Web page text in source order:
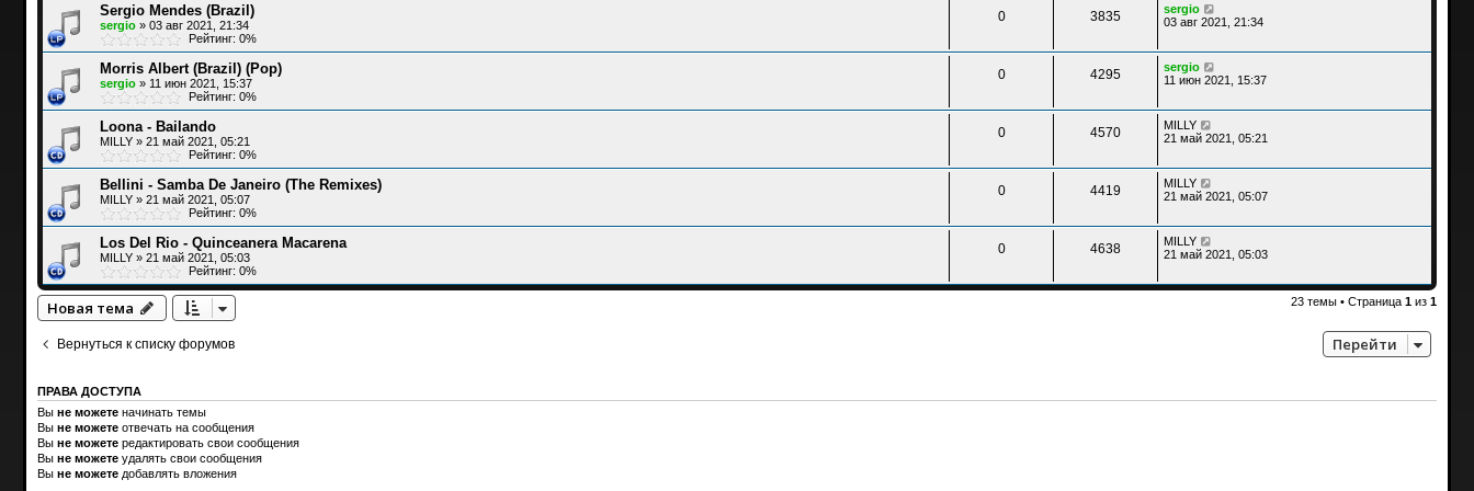
Sergio Mendes (Brazil)
sergio» 03 авг 2021, 21:34
Рейтинг: 0%
0 3835
sergio
03 авг 2021, 21:34
Morris Albert (Brazil) (Pop)
sergio» 11 июн 2021, 15:37
Рейтинг: 0%
0 4295
sergio
11 июн 2021, 15:37
Loona - Bailando
MILLY» 21 май 2021, 05:21
Рейтинг: 0%
0 4570
MILLY
21 май 2021, 05:21
Bellini - Samba De Janeiro (The Remixes)
MILLY» 21 май 2021, 05:07
Рейтинг: 0%
0 4419
MILLY
21 май 2021, 05:07
Los Del Rio - Quinceanera Macarena
MILLY» 21 май 2021, 05:03
Рейтинг: 0%
0 4638
MILLY
21 май 2021, 05:03
Новая тема 23 темы • Страница1 из1
Вернуться к списку форумов Перейти
ПРАВА ДОСТУПА
Вы не можетеначинать темы
Вы не можетеотвечать на сообщения
Вы не можетередактировать свои сообщения
Вы не можетеудалять свои сообщения
Вы не можетедобавлять вложения